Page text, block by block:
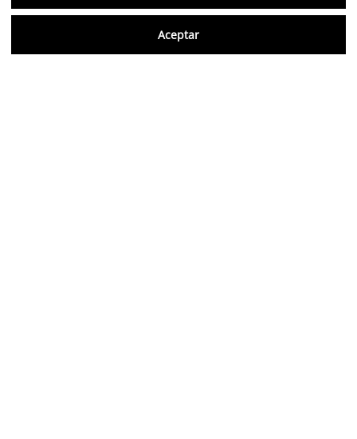
Aceptar